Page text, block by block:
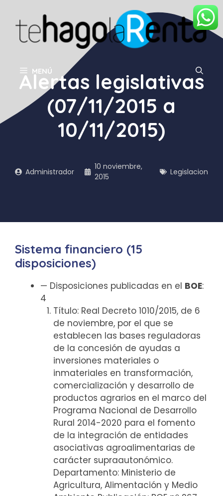
contenido
MENÚ
Alertas legislativas
(07/11/2015 a
10/11/2015)
Administrador
10 noviembre,
2015
Legislacion
Sistema financiero (15
disposiciones)
— Disposiciones publicadas en el BOE:
4
Título: Real Decreto 1010/2015, de 6
de noviembre, por el que se
establecen las bases reguladoras
de la concesión de ayudas a
inversiones materiales o
inmateriales en transformación,
comercialización y desarrollo de
productos agrarios en el marco del
Programa Nacional de Desarrollo
Rural 2014-2020 para el fomento
de la integración de entidades
asociativas agroalimentarias de
carácter supraautonómico.
Departamento: Ministerio de
Agricultura, Alimentación y Medio